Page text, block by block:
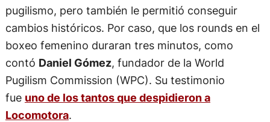
pugilismo, pero también le permitió conseguir
cambios históricos. Por caso, que los rounds en el
boxeo femenino duraran tres minutos, como
contó Daniel Gómez, fundador de la World
Pugilism Commission (WPC). Su testimonio
fue uno de los tantos que despidieron a
Locomotora.